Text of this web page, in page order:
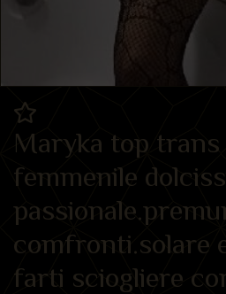
Maryka top trans
femmenile
comfronti.solare
farti sciogliere